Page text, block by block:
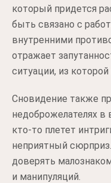
который придется
быть связано с
внутренними
отражает
ситуации, из
Сновидение также
недоброжелателях
кто-то плетет
неприятный
доверять
и манипуляций.